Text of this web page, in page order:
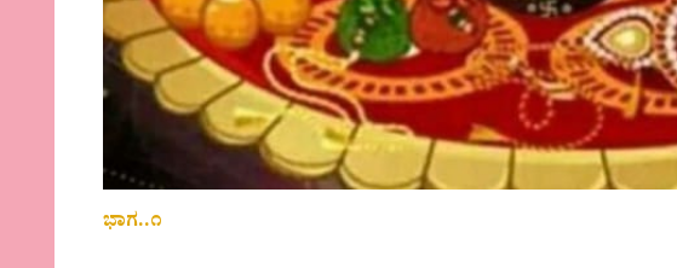
ಭಾಗ..೧